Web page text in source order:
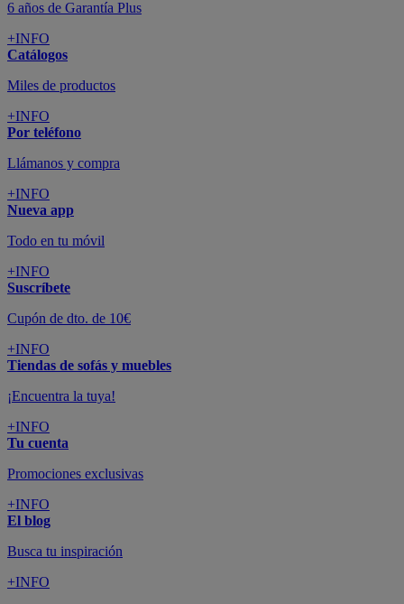
6 años de Garantía Plus
+INFO
Catálogos
Miles de productos
+INFO
Por teléfono
Llámanos y compra
+INFO
Nueva app
Todo en tu móvil
+INFO
Suscríbete
Cupón de dto. de 10€
+INFO
Tiendas de sofás y muebles
¡Encuentra la tuya!
+INFO
Tu cuenta
Promociones exclusivas
+INFO
El blog
Busca tu inspiración
+INFO